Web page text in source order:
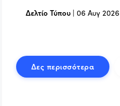
Δελτίο Τύπου |06 Αυγ 2026
Δες περισσότερα